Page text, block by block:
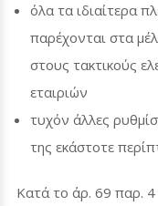
όλα τα ιδιαίτερα
παρέχονται στα
στους τακτικούς
εταιριών
τυχόν άλλες
της εκάστοτε
Κατά το άρ. 69 παρ. 4